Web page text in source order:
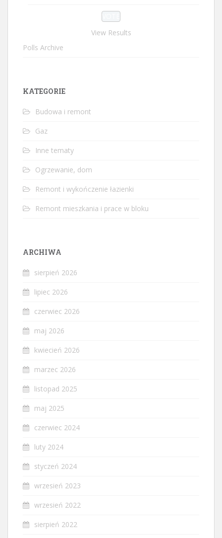
View Results
Polls Archive
KATEGORIE
Budowa i remont
Gaz
Inne tematy
Ogrzewanie, dom
Remont i wykończenie łazienki
Remont mieszkania i prace w bloku
ARCHIWA
sierpień 2026
lipiec 2026
czerwiec 2026
maj 2026
kwiecień 2026
marzec 2026
listopad 2025
maj 2025
czerwiec 2024
luty 2024
styczeń 2024
wrzesień 2023
wrzesień 2022
sierpień 2022